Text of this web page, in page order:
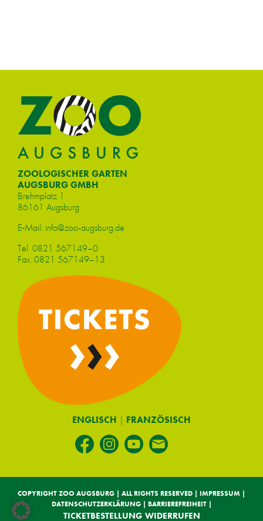
ZOOLOGISCHER GARTEN
AUGSBURG GMBH
Brehm­platz 1
86161 Augs­burg
E‑Mail: info@​zoo-​augsburg.​de
Tel. 0821 567149–0
Fax. 0821 567149–13
ENGLISCH | FRANZÖSISCH
COPYRIGHT ZOO AUGSBURG | ALL RIGHTS RESERVED | IMPRESSUM |
DATENSCHUTZERKLÄRUNG| BARRIEREFREIHEIT|
TICKETBESTELLUNG WIDERRUFEN